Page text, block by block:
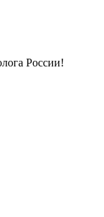
России!